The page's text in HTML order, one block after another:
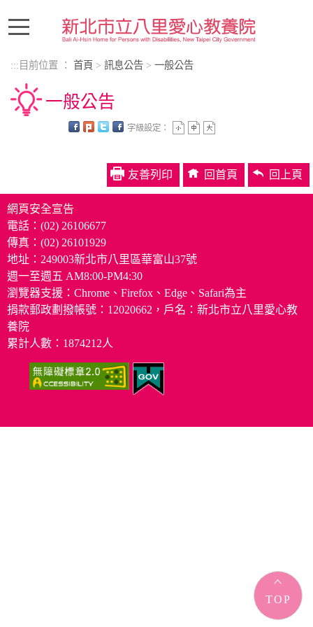
::: 目前位置 ： 首頁 > 訊息公告 > 一般公告
一般公告
字級設定：
友善列印 回首頁 回上頁
TOP
網頁安全宣告
電話：(02) 26106677
傳真：(02) 26101929
地址：249003新北市八里區華富山37號
週一至週五 AM8:00-PM4:30
瀏覽器支援：Chrome、Firefox、Edge、Safari為主
捐款郵政劃撥帳號：12020662，戶名：新北市立八里愛心教
養院
累計人數：1874212人